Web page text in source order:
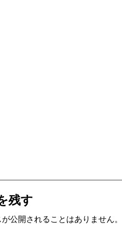
残す
公開されることはありません。